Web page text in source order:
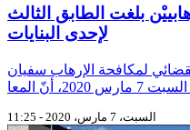
بلغت الطابق الثالث
لإحدى البنايات
لمكافحة الإرهاب سفيان
السبت، 7 مارس، 2020 - 11:25